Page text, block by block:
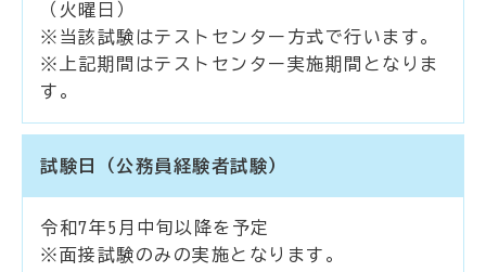
（火曜日）
※当該試験はテストセンター方式で行います。
※上記期間はテストセンター実施期間となりま
す。
試験日（公務員経験者試験）
令和7年5月中旬以降を予定
※面接試験のみの実施となります。